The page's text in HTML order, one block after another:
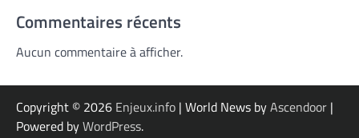
Commentaires récents
Aucun commentaire à afficher.
Copyright © 2026 Enjeux.info | World News byAscendoor |
Powered byWordPress.